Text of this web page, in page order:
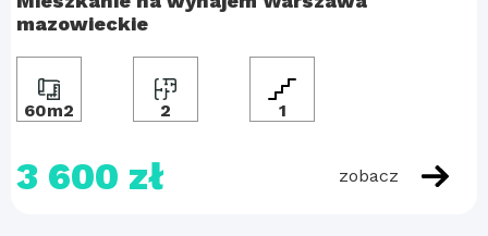
mazowieckie
60m2 2 1
3 600 zł zobacz